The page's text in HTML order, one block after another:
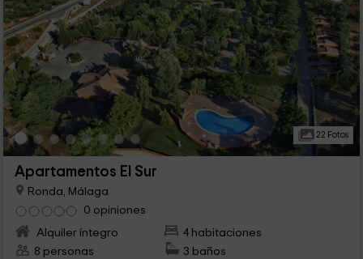
22 Fotos
Apartamentos El Sur
Ronda, Málaga
0 opiniones
Alquiler íntegro
4 habitaciones
8 personas
3 baños